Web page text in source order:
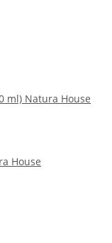
ml) Natura House